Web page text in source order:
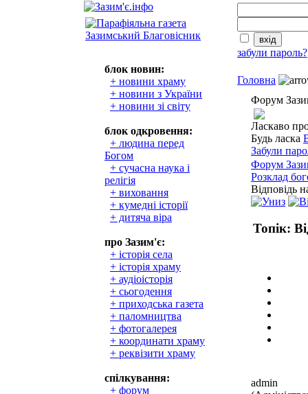
блок новин:
+ новини храму
+ новини з України
+ новини зі світу
блок одкровення:
+ людина перед
Богом
+ сучасна наука і
релігія
+ виховання
+ кумедні історії
+ дитяча віра
про Зазим'є:
+ історія села
+ історія храму
+ аудіоісторія
+ сьогодення
+ приходська газета
+ паломництва
+ фотогалерея
+ координати храму
+ реквізити храму
спілкування:
+ форум
забули пароль?
Головна
Форум
Ласкаво
Будь ласка
Забули
Форум
Розклад
Відповідь
Топік:
admin